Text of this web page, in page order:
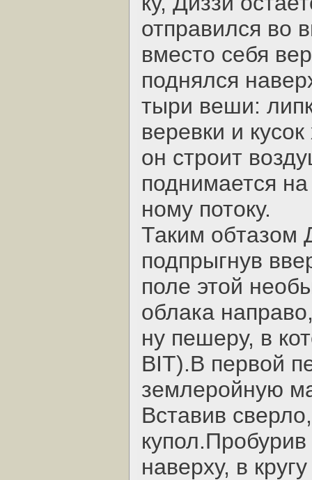
отправился во
вместо себя
поднялся
тыри веши:
веревки и
он строит
поднимается
ному потоку.
Таким обтазом
подпрыгнув
поле этой
облака
ну пешеру, в
BIT).В первой
землеройную
Вставив
наверху, в